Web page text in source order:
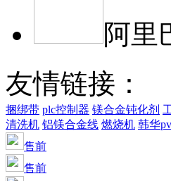
阿里
友情链接：
捆绑带 plc控制器 镁合金钝化剂
清洗机 铝镁合金线 燃烧机 韩华
售前
售前